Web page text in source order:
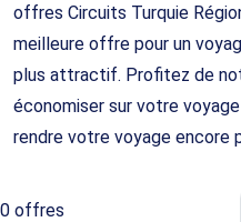
offres Circuits Turquie
meilleure offre pour un
plus attractif. Profitez de
économiser sur votre
rendre votre voyage encore
0 offres